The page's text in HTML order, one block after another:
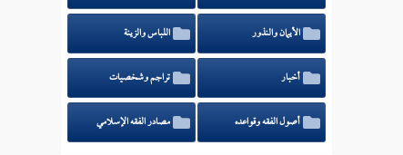
الأيمان والنذور اللباس والزينة
أخبار تراجم وشخصيات
أصول الفقه وقواعده مصادر الفقه الإسلامي